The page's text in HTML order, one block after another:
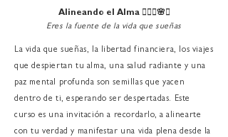
Alineando el Alma 🧘🏻‍♀️🌸✨
Eres la fuente de la vida que sueñas
La vida que sueñas, la libertad financiera, los viajes
que despiertan tu alma, una salud radiante y una
paz mental profunda son semillas que yacen
dentro de ti, esperando ser despertadas. Este
curso es una invitación a recordarlo, a alinearte
con tu verdad y manifestar una vida plena desde la